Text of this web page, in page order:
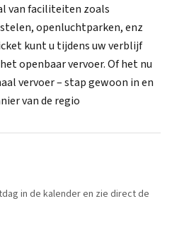
van faciliteiten zoals
openluchtparken, enz
kunt u tijdens uw verblijf
openbaar vervoer. Of het nu
vervoer – stap gewoon in en
van de regio
in de kalender en zie direct de